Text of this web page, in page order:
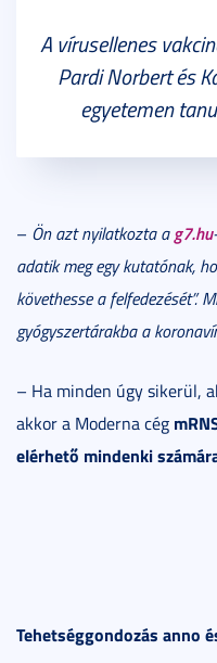
A vírusellenes
Pardi Norbert és
egyetemen
– Ön azt nyilatkozta a g7.hu
adatik meg egy kutatónak,
követhesse a felfedezését”.
gyógyszertárakba a
– Ha minden úgy sikerül,
akkor a Moderna cég
elérhető mindenki
Tehetséggondozás anno